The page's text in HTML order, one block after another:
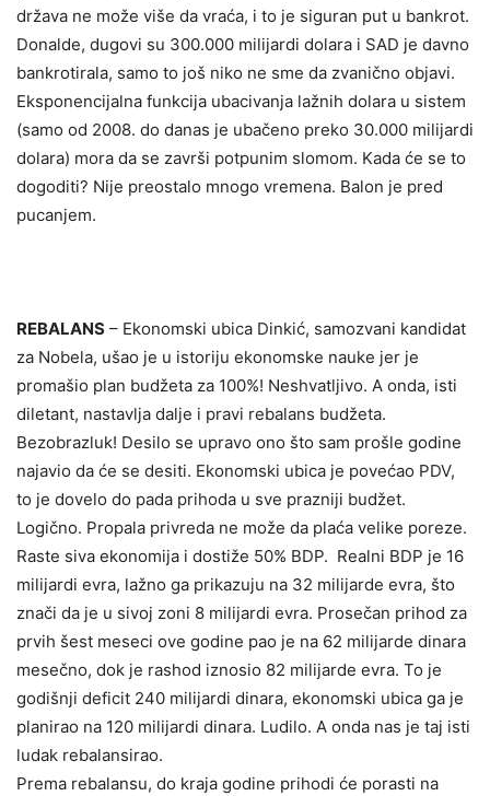
država ne može više da vraća, i to je siguran put u bankrot.
Donalde, dugovi su 300.000 milijardi dolara i SAD je davno
bankrotirala, samo to još niko ne sme da zvanično objavi.
Eksponencijalna funkcija ubacivanja lažnih dolara u sistem
(samo od 2008. do danas je ubačeno preko 30.000 milijardi
dolara) mora da se završi potpunim slomom. Kada će se to
dogoditi? Nije preostalo mnogo vremena. Balon je pred
pucanjem.
REBALANS – Ekonomski ubica Dinkić, samozvani kandidat
za Nobela, ušao je u istoriju ekonomske nauke jer je
promašio plan budžeta za 100%! Neshvatljivo. A onda, isti
diletant, nastavlja dalje i pravi rebalans budžeta.
Bezobrazluk! Desilo se upravo ono što sam prošle godine
najavio da će se desiti. Ekonomski ubica je povećao PDV,
to je dovelo do pada prihoda u sve prazniji budžet.
Logično. Propala privreda ne može da plaća velike poreze.
Raste siva ekonomija i dostiže 50% BDP. Realni BDP je 16
milijardi evra, lažno ga prikazuju na 32 milijarde evra, što
znači da je u sivoj zoni 8 milijardi evra. Prosečan prihod za
prvih šest meseci ove godine pao je na 62 milijarde dinara
mesečno, dok je rashod iznosio 82 milijarde evra. To je
godišnji deficit 240 milijardi dinara, ekonomski ubica ga je
planirao na 120 milijardi dinara. Ludilo. A onda nas je taj isti
ludak rebalansirao.
Prema rebalansu, do kraja godine prihodi će porasti na